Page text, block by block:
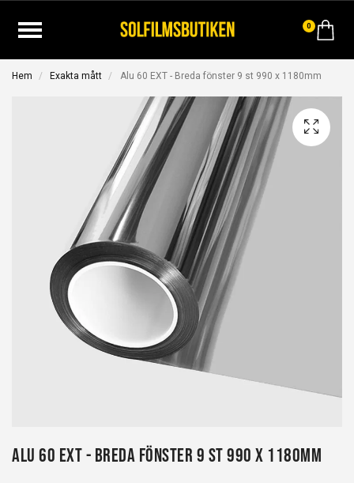
0
Hem Exakta mått Alu 60 EXT - Breda fönster 9 st 990 x 1180mm
Alu 60 EXT - Breda fönster 9 st 990 x 1180mm